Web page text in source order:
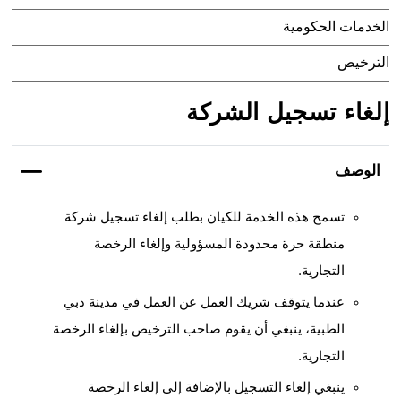
الخدمات الحكومية
الترخيص
إلغاء تسجيل الشركة
الوصف
تسمح هذه الخدمة للكيان بطلب إلغاء تسجيل شركة
منطقة حرة محدودة المسؤولية وإلغاء الرخصة
التجارية.
عندما يتوقف شريك العمل عن العمل في مدينة دبي
الطبية، ينبغي أن يقوم صاحب الترخيص بإلغاء الرخصة
التجارية.
ينبغي إلغاء التسجيل بالإضافة إلى إلغاء الرخصة